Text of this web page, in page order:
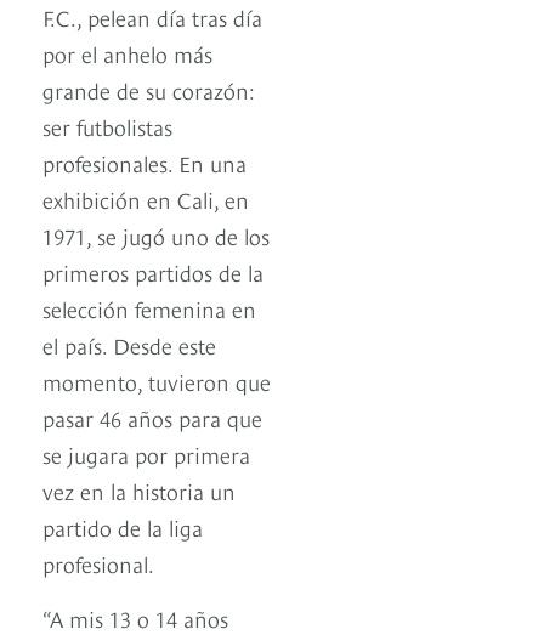
F.C., pelean día tras día
por el anhelo más
grande de su corazón:
ser futbolistas
profesionales. En una
exhibición en Cali, en
1971, se jugó uno de los
primeros partidos de la
selección femenina en
el país. Desde este
momento, tuvieron que
pasar 46 años para que
se jugara por primera
vez en la historia un
partido de la liga
profesional.
“A mis 13 o 14 años